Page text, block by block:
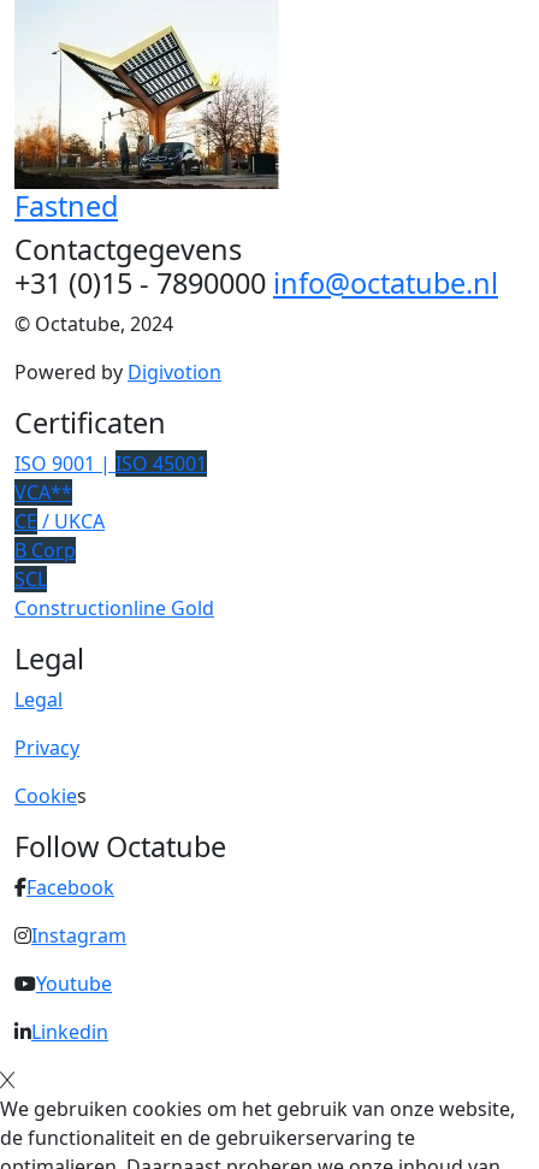
Fastned
Contactgegevens
+31 (0)15 - 7890000 info@octatube.nl
© Octatube, 2024
Powered by Digivotion
Certificaten
ISO 9001 | ISO 45001
VCA**
CE / UKCA
B Corp
SCL
Constructionline Gold
Legal
Legal
Privacy
Cookies
Follow Octatube
Facebook
Instagram
Youtube
Linkedin
We gebruiken cookies om het gebruik van onze website,
de functionaliteit en de gebruikerservaring te